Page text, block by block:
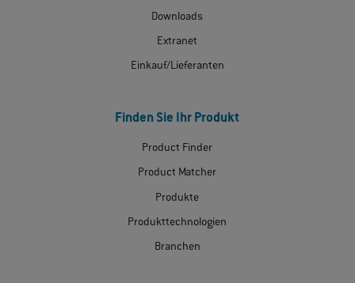
Downloads
Extranet
Einkauf/Lieferanten
Finden Sie Ihr Produkt
Product Finder
Product Matcher
Produkte
Produkttechnologien
Branchen